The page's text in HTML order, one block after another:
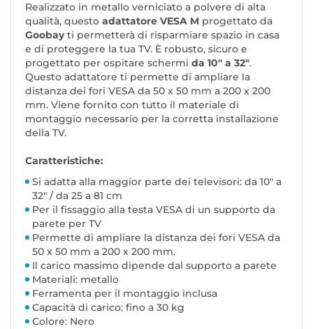
Realizzato in metallo verniciato a polvere di alta
qualità, questo adattatore VESA M progettato da
Goobayti permetterà di risparmiare spazio in casa
e di proteggere la tua TV. È robusto, sicuro e
progettato per ospitare schermi da 10" a 32".
Questo adattatore ti permette di ampliare la
distanza dei fori VESA da 50 x 50 mm a 200 x 200
mm. Viene fornito con tutto il materiale di
montaggio necessario per la corretta installazione
della TV.
Caratteristiche:
Si adatta alla maggior parte dei televisori: da 10" a
32" / da 25 a 81 cm
Per il fissaggio alla testa VESA di un supporto da
parete per TV
Permette di ampliare la distanza dei fori VESA da
50 x 50 mm a 200 x 200 mm.
Il carico massimo dipende dal supporto a parete
Materiali: metallo
Ferramenta per il montaggio inclusa
Capacità di carico: fino a 30 kg
Colore: Nero